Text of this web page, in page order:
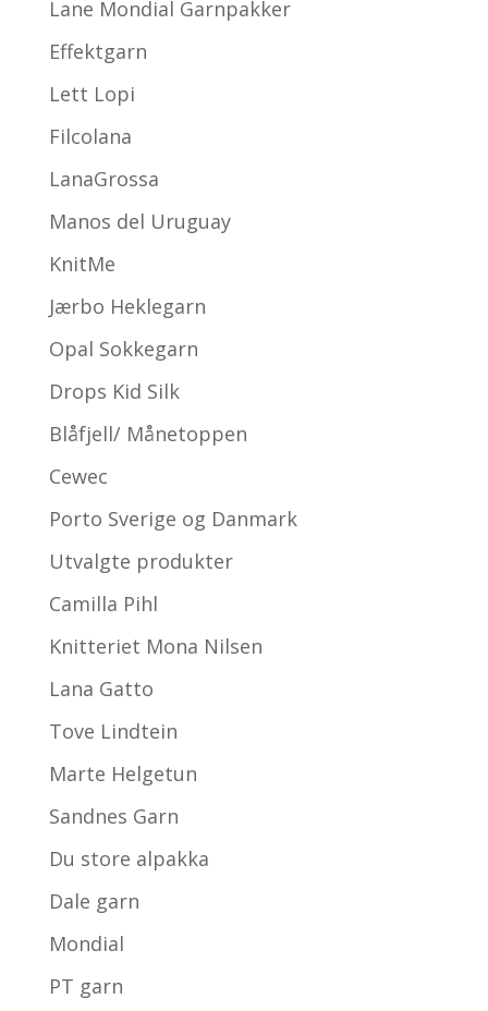
Lane Mondial Garnpakker
Effektgarn
Lett Lopi
Filcolana
LanaGrossa
Manos del Uruguay
KnitMe
Jærbo Heklegarn
Opal Sokkegarn
Drops Kid Silk
Blåfjell/ Månetoppen
Cewec
Porto Sverige og Danmark
Utvalgte produkter
Camilla Pihl
Knitteriet Mona Nilsen
Lana Gatto
Tove Lindtein
Marte Helgetun
Sandnes Garn
Du store alpakka
Dale garn
Mondial
PT garn